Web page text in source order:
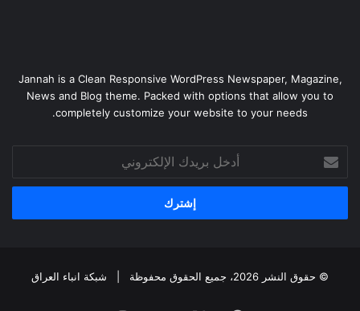
Jannah is a Clean Responsive WordPress Newspaper, Magazine,
News and Blog theme. Packed with options that allow you to
completely customize your website to your needs.
بريدك
الإلكتروني
© حقوق النشر 2026، جميع الحقوق محفوظة | شبكة انباء العراق